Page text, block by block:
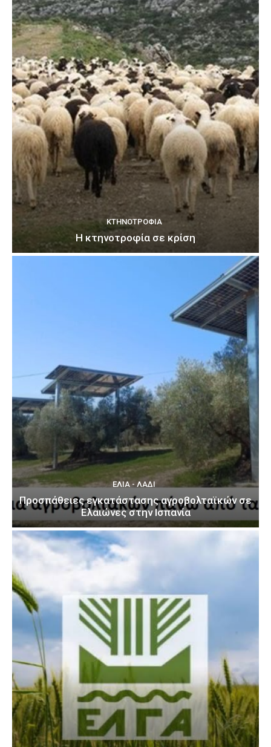
ΚΤΗΝΟΤΡΟΦΊΑ
Η κτηνοτροφία σε κρίση
ΕΛΙΆ - ΛΆΔΙ
Προσπάθειες εγκατάστασης αγροβολταϊκών σε
Ελαιώνες στην Ισπανία